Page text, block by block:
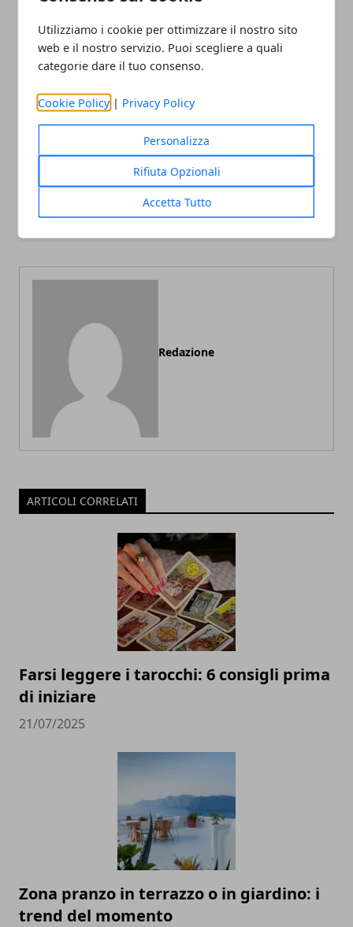
Utilizziamo i cookie per ottimizzare il nostro sito
web e il nostro servizio. Puoi scegliere a quali
categorie dare il tuo consenso.
Cookie Policy | Privacy Policy
Personalizza
Rifiuta Opzionali
Accetta Tutto
Facebook
TwitterWhatsapp
Articolo Precedente
Cos’è e a cosa serve l’acido
Articolo Successivo
Redazione
ARTICOLI CORRELATI
Farsi leggere i tarocchi: 6 consigli prima
di iniziare
21/07/2025
Zona pranzo in terrazzo o in giardino: i
trend del momento